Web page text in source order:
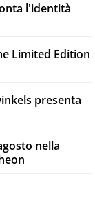
l'identità
Limited Edition
presenta
nella